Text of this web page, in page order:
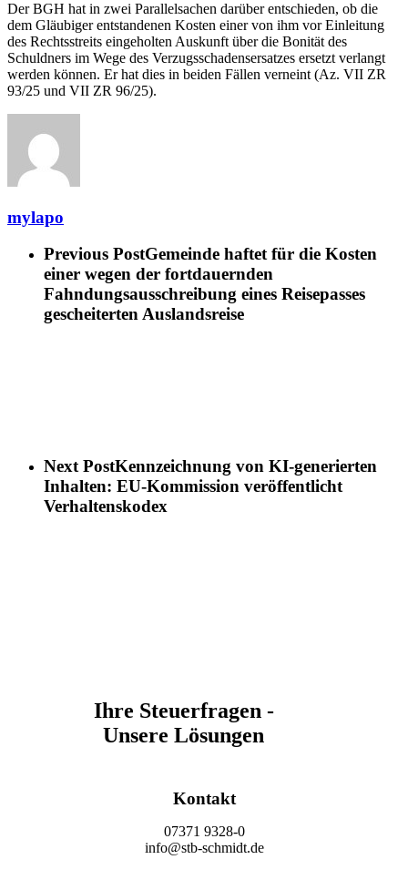
Der BGH hat in zwei Parallelsachen darüber entschieden, ob die
dem Gläubiger entstandenen Kosten einer von ihm vor Einleitung
des Rechtsstreits eingeholten Auskunft über die Bonität des
Schuldners im Wege des Verzugsschadensersatzes ersetzt verlangt
werden können. Er hat dies in beiden Fällen verneint (Az. VII ZR
93/25 und VII ZR 96/25).
mylapo
Previous PostGemeinde haftet für die Kosten
einer wegen der fortdauernden
Fahndungsausschreibung eines Reisepasses
gescheiterten Auslandsreise
Next PostKennzeichnung von KI-generierten
Inhalten: EU-Kommission veröffentlicht
Verhaltenskodex
Ihre Steuerfragen -
Unsere Lösungen
Kontakt
07371 9328-0
info@stb-schmidt.de